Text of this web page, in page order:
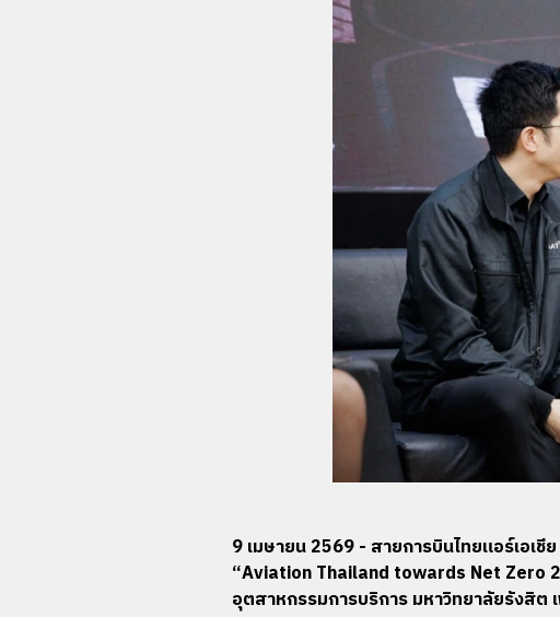
9 เมษายน 2569 - สายการบินไทยแอร์เอเ
“Aviation Thailand towards Net Zero
อุตสาหกรรมการบริการ มหาวิทยาลัยรังสิ